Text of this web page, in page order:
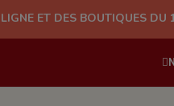
BOUTIQUES DU 10/08 AU 24/